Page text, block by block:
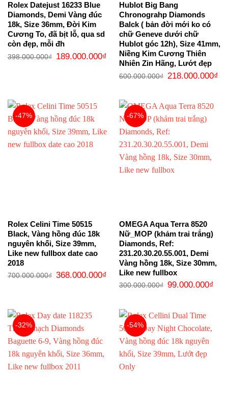
Rolex Datejust 16233 Blue
Diamonds, Demi Vàng đúc
18k, Size 36mm, Đời Kim
Cương To, đã bịt lỗ, qua sd
còn đẹp, mỗi đh
398.000.000₫
Giá
gốc
189.000.000₫Giá
hiện
Hublot Big Bang
Chronograhp Diamonds
Balck ( bản đời mới ko có
chữ Geneve dưới chữ
Hublot góc 12h), Size 41mm,
Niềng Kim Cương Thiên
Nhiên Zin Hãng, Lướt đẹp
600.000.000₫
Giá
gốc
218.000.000₫
-47%
Rolex Celini Time 50515
Black, Vàng hồng đúc 18k
nguyên khối, Size 39mm,
Like new fullbox date cao
2018
700.000.000₫
Giá
gốc
368.000.000₫Giá
-67%
OMEGA Aqua Terra 8520
Nữ_MOP (khảm trai trắng)
Diamonds, Ref:
231.20.30.20.55.001, Demi
Vàng hồng 18k, Size 30mm,
Like new fullbox
300.000.000₫ Giá
gốc
99.000.000₫Giá
-32% -54%